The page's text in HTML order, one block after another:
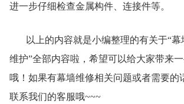
进一步仔细检查金属构件、连接件等。
以上的内容就是小编整理的有关于“幕
维护”全部内容啦，希望可以给大家带来
哦！如果有幕墙维修相关问题或者需要的
联系我们的客服哦~~~